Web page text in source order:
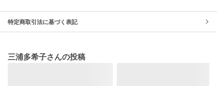
特定商取引法に基づく表記
三浦多希子さんの投稿